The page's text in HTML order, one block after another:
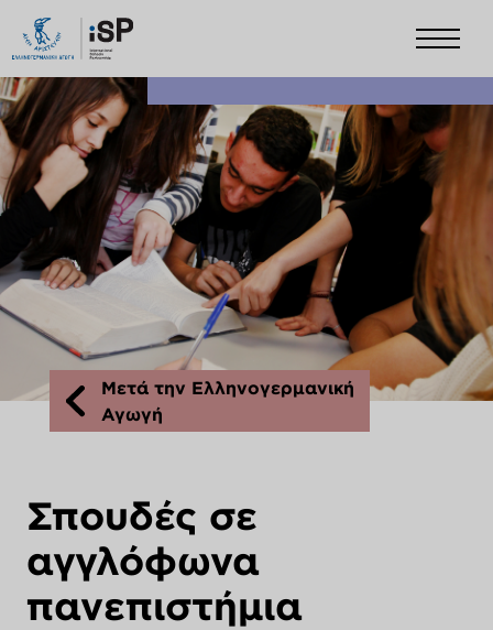
Μετά την Ελληνογερμανική
Αγωγή
Σπουδές σε
αγγλόφωνα
πανεπιστήμια